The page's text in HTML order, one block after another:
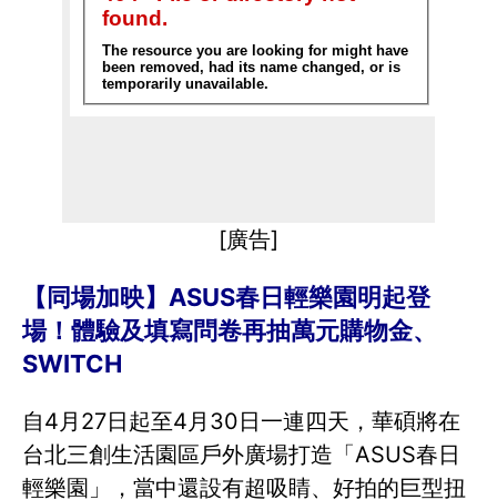
[廣告]
【同場加映】ASUS春日輕樂園明起登
場！體驗及填寫問卷再抽萬元購物金、
SWITCH
自4月27日起至4月30日一連四天，華碩將在
台北三創生活園區戶外廣場打造「ASUS春日
輕樂園」，當中還設有超吸睛、好拍的巨型扭